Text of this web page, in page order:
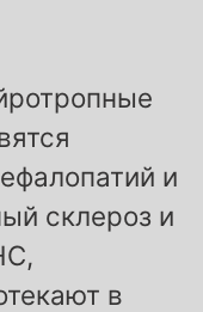
и
склероз и
в